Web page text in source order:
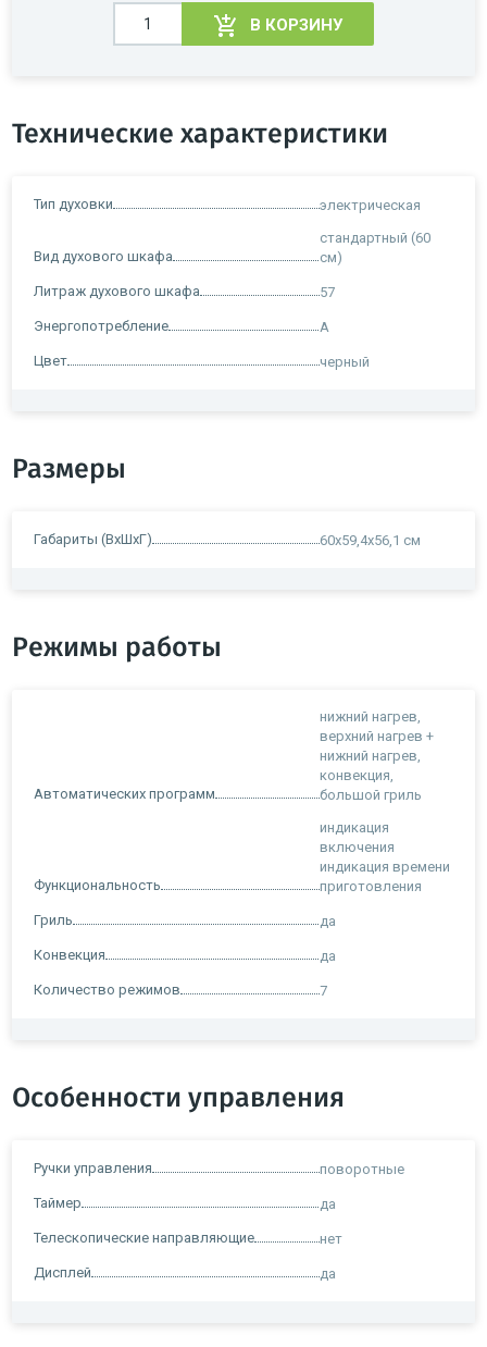
В КОРЗИНУ
Технические характеристики
Тип духовки электрическая
Вид духового шкафа
стандартный (60
см)
Литраж духового шкафа 57
Энергопотребление A
Цвет черный
Размеры
Габариты (ВxШxГ) 60x59,4x56,1 см
Режимы работы
Автоматических программ
нижний нагрев,
верхний нагрев +
нижний нагрев,
конвекция,
большой гриль
Функциональность
индикация
включения
индикация времени
приготовления
Гриль да
Конвекция да
Количество режимов 7
Особенности управления
Ручки управления поворотные
Таймер да
Телескопические направляющие нет
Дисплей да